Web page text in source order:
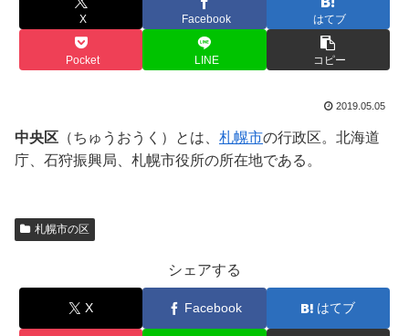
X Facebook はてブ
Pocket LINE コピー
2019.05.05
中央区 （ちゅうおうく）とは、 札幌市の行政区。北海道
庁、石狩振興局、札幌市役所の所在地である。
札幌市の区
シェアする
X Facebook はてブ